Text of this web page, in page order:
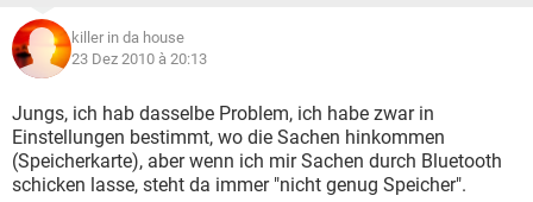
killer in da house
23 Dez 2010 à 20:13
Jungs, ich hab dasselbe Problem, ich habe zwar in
Einstellungen bestimmt, wo die Sachen hinkommen
(Speicherkarte), aber wenn ich mir Sachen durch Bluetooth
schicken lasse, steht da immer "nicht genug Speicher".